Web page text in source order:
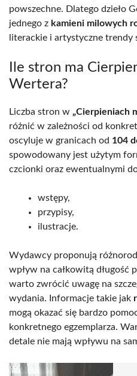
powszechne. Dlatego dzieło
jednego z kamieni milowych
literackie i artystyczne trendy
Ile stron ma
Wertera?
Liczba stron w „Cierpieniach
różnić w zależności od
oscyluje w granicach od 104
spowodowany jest użytym
czcionki oraz ewentualnymi
wstępy,
przypisy,
ilustracje.
Wydawcy proponują
wpływ na całkowitą długość
warto zwrócić uwagę na
wydania. Informacje takie jak
mogą okazać się bardzo
konkretnego egzemplarza.
detale nie mają wpływu na